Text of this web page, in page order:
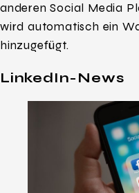
anderen Social Media
wird automatisch ein
hinzugefügt.
LinkedIn-News